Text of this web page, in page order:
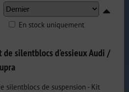
En stock uniquement
silentblocs d'essieux Audi /
silentblocs de suspension - Kit